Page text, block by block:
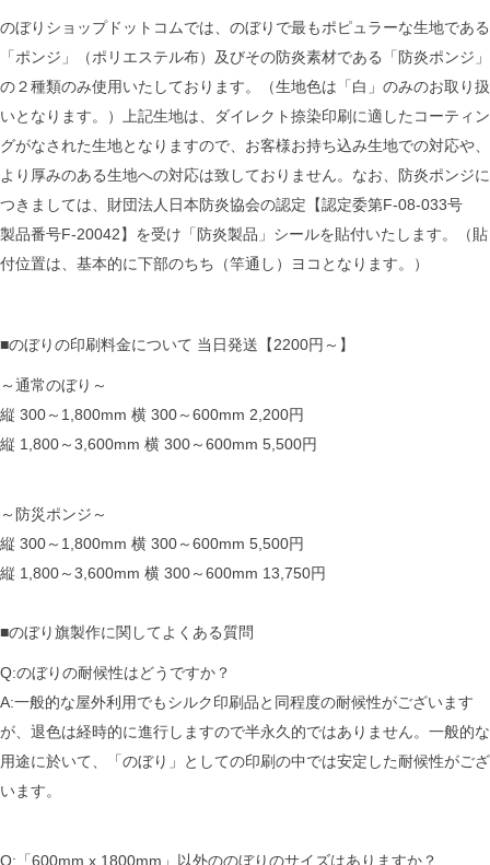
のぼりショップドットコムでは、のぼりで最もポピュラーな生地である
「ポンジ」（ポリエステル布）及びその防炎素材である「防炎ポンジ」
の２種類のみ使用いたしております。（生地色は「白」のみのお取り扱
いとなります。）上記生地は、ダイレクト捺染印刷に適したコーティン
グがなされた生地となりますので、お客様お持ち込み生地での対応や、
より厚みのある生地への対応は致しておりません。なお、防炎ポンジに
つきましては、財団法人日本防炎協会の認定【認定委第F-08-033号
製品番号F-20042】を受け「防炎製品」シールを貼付いたします。（貼
付位置は、基本的に下部のちち（竿通し）ヨコとなります。）
■のぼりの印刷料金について 当日発送【2200円～】
～通常のぼり～
縦 300～1,800mm 横 300～600mm 2,200円
縦 1,800～3,600mm 横 300～600mm 5,500円
～防災ポンジ～
縦 300～1,800mm 横 300～600mm 5,500円
縦 1,800～3,600mm 横 300～600mm 13,750円
■のぼり旗製作に関してよくある質問
Q:のぼりの耐候性はどうですか？
A:一般的な屋外利用でもシルク印刷品と同程度の耐候性がございます
が、退色は経時的に進行しますので半永久的ではありません。一般的な
用途に於いて、「のぼり」としての印刷の中では安定した耐候性がござ
います。
Q:「600mm x 1800mm」以外ののぼりのサイズはありますか？